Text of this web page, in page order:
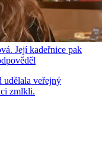
Její kadeřnice pak
udělala veřejný
zmlkli.